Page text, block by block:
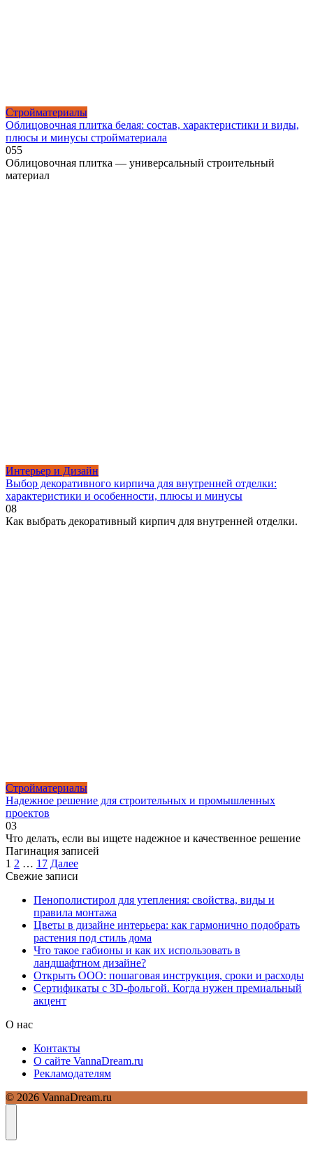
Стройматериалы
Облицовочная плитка белая: состав, характеристики и виды,
плюсы и минусы стройматериала
055
Облицовочная плитка — универсальный строительный
материал
Интерьер и Дизайн
Выбор декоративного кирпича для внутренней отделки:
характеристики и особенности, плюсы и минусы
08
Как выбрать декоративный кирпич для внутренней отделки.
Стройматериалы
Надежное решение для строительных и промышленных
проектов
03
Что делать, если вы ищете надежное и качественное решение
Пагинация записей
1 2 … 17 Далее
Свежие записи
Пенополистирол для утепления: свойства, виды и
правила монтажа
Цветы в дизайне интерьера: как гармонично подобрать
растения под стиль дома
Что такое габионы и как их использовать в
ландшафтном дизайне?
Открыть ООО: пошаговая инструкция, сроки и расходы
Сертификаты с 3D-фольгой. Когда нужен премиальный
акцент
О нас
Контакты
О сайте VannaDream.ru
Рекламодателям
© 2026 VannaDream.ru